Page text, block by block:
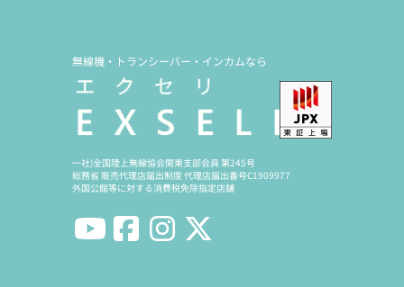
無線機・トランシーバー・インカムなら
一社)全国陸上無線協会関東支部会員 第245号
総務省 販売代理店届出制度 代理店届出番号C1909977
外国公館等に対する消費税免除指定店舗